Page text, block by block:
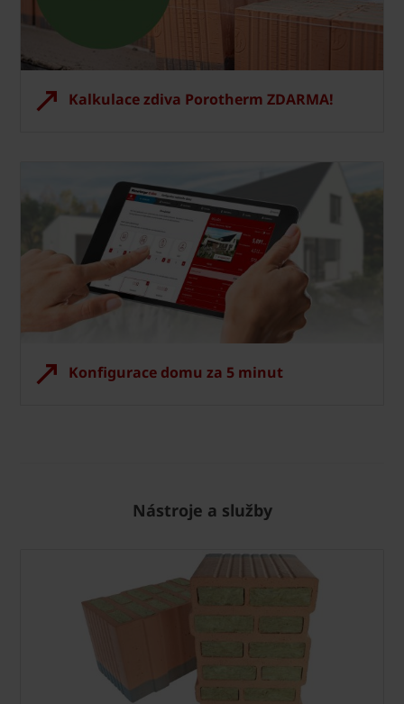
Kalkulace zdiva Porotherm ZDARMA!
Konfigurace domu za 5 minut
Nástroje a služby